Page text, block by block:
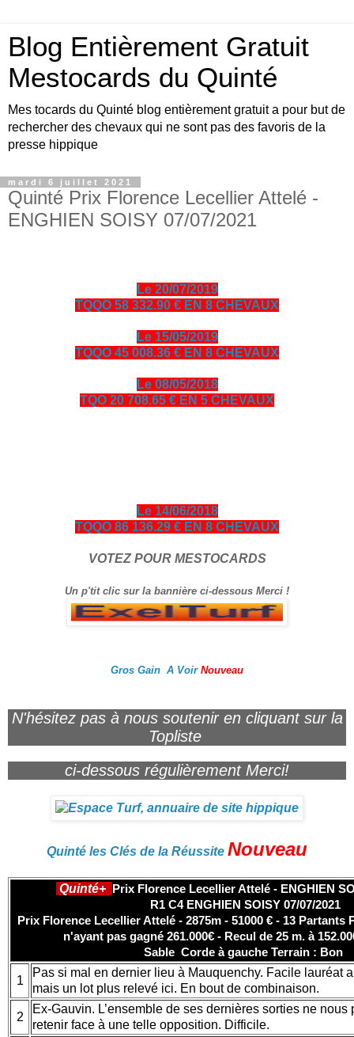
Blog Entièrement Gratuit
Mestocards du Quinté
Mes tocards du Quinté blog entièrement gratuit a pour but de
rechercher des chevaux qui ne sont pas des favoris de la
presse hippique
mardi 6 juillet 2021
Quinté Prix Florence Lecellier Attelé -
ENGHIEN SOISY 07/07/2021
Le 20/07/2019
TQQO 58 332.90 € EN 8 CHEVAUX
Le 15/05/2019
TQQO 45 008.36 € EN 8 CHEVAUX
Le 08/05/2018
TQO 20 708.65 € EN 5 CHEVAUX
Le 14/06/2018
TQQO 86 136.29 € EN 8 CHEVAUX
VOTEZ POUR MESTOCARDS
Un p'tit clic sur la bannière ci-dessous Merci !
Gros Gain A Voir Nouveau
N'hésitez pas à nous soutenir en cliquant sur la
Topliste
ci-dessous régulièrement Merci!
Quinté les Clés de la Réussite Nouveau
Quinté+ Prix Florence Lecellier Attelé - ENGHIEN
R1 C4 ENGHIEN SOISY 07/07/2021
Prix Florence Lecellier Attelé - 2875m - 51000 € - 13 Partants
n'ayant pas gagné 261.000€ - Recul de 25 m. à
Sable Corde à gauche Terrain : Bon
1
Pas si mal en dernier lieu à Mauquenchy. Facile lauréat
mais un lot plus relevé ici. En bout de combinaison.
2
Ex-Gauvin. L’ensemble de ses dernières sorties ne nous
retenir face à une telle opposition. Difficile.